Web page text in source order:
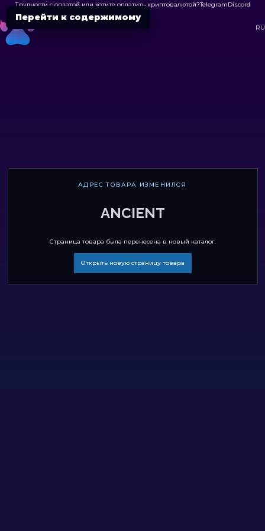
Перейти к содержимому
Трудности с оплатой или хотите оплатить криптовалютой?TelegramDiscord

RU
АДРЕС ТОВАРА ИЗМЕНИЛСЯ
ANCIENT
Страница товара была перенесена в новый каталог.
Открыть новую страницу товара